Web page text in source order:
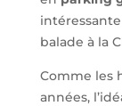
balade à la
Comme les
années,